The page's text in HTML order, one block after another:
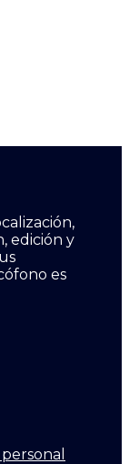
edición y
es